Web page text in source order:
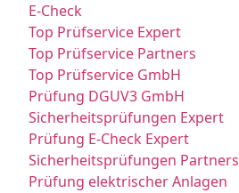
E-Check
Top Prüfservice Expert
Top Prüfservice Partners
Top Prüfservice GmbH
Prüfung DGUV3 GmbH
Sicherheitsprüfungen Expert
Prüfung E-Check Expert
Sicherheitsprüfungen Partners
Prüfung elektrischer Anlagen